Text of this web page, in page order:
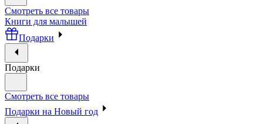
Смотреть все товары
Книги для малышей
Подарки
Подарки
Смотреть все товары
Подарки на Новый год